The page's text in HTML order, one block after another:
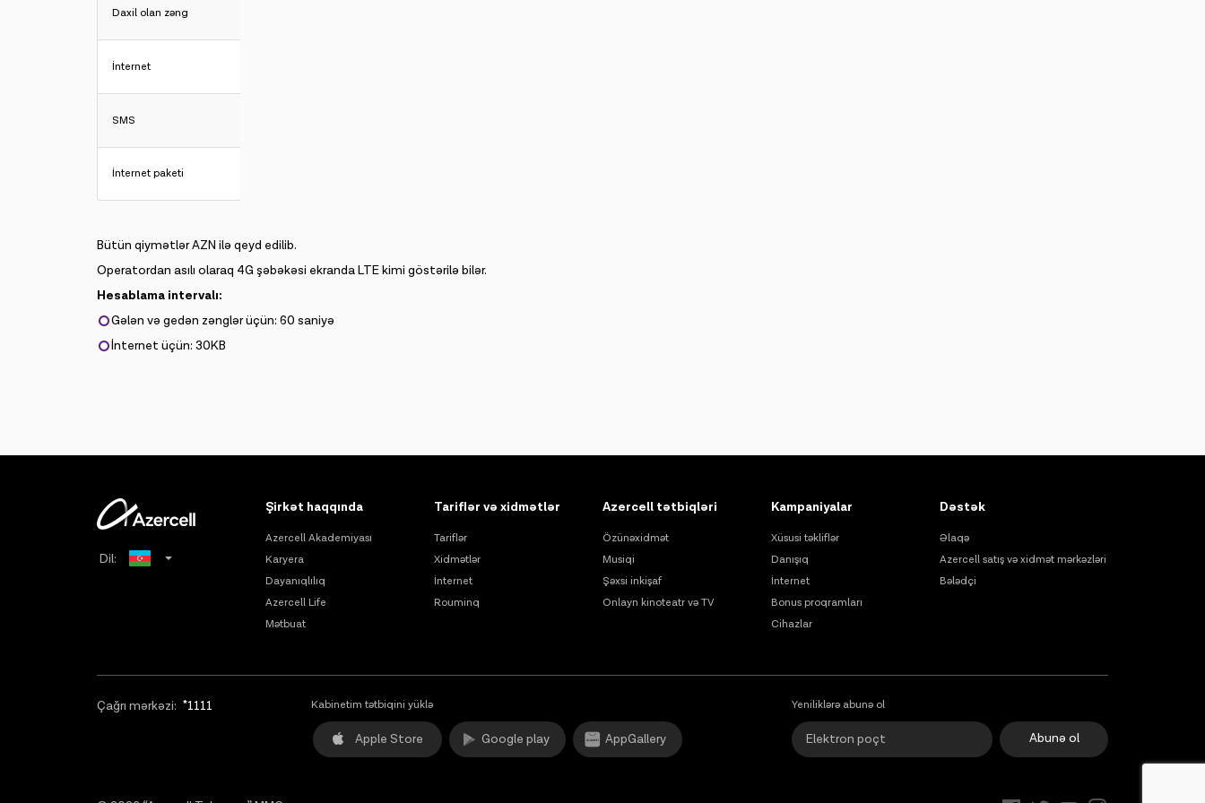
Daxil olan zəng
İnternet
SMS
İnternet paketi
Bütün qiymətlər AZN ilə qeyd edilib.
Operatordan asılı olaraq 4G şəbəkəsi ekranda LTE kimi göstərilə bilər.
Hesablama intervalı:
Gələn və gedən zənglər üçün: 60 saniyə
İnternet üçün: 30KB
Dil:
Şirkət haqqında
Azercell Akademiyası
Karyera
Dayanıqlılıq
Azercell Life
Mətbuat
Tariflər və xidmətlər
Tariflər
Xidmətlər
İnternet
Rouminq
Azercell tətbiqləri
Özünəxidmət
Musiqi
Şəxsi inkişaf
Onlayn kinoteatr və TV
Kampaniyalar
Xüsusi təkliflər
Danışıq
İnternet
Bonus proqramları
Cihazlar
Dəstək
Əlaqə
Azercell satış və xidmət mərkəzləri
Bələdçi
Çağrı mərkəzi: *1111 Kabinetim tətbiqini yüklə
Apple Store Google play AppGallery
Yeniliklərə abunə ol
Abunə ol